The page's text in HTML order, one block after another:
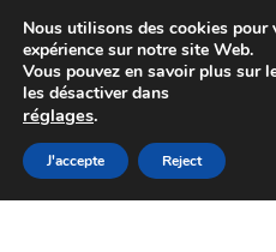
Colissimo livraison
Du lundi au
Aller
à
Aller
au
Nous utilisons des cookies
expérience sur notre site Web.
Vous pouvez en savoir plus sur
les désactiver dans
réglages.
J'accepte Reject